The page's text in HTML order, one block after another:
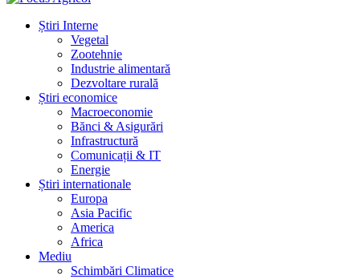
Știri Interne
Vegetal
Zootehnie
Industrie alimentară
Dezvoltare rurală
Știri economice
Macroeconomie
Bănci & Asigurări
Infrastructură
Comunicații & IT
Energie
Știri internationale
Europa
Asia Pacific
America
Africa
Mediu
Schimbări Climatice